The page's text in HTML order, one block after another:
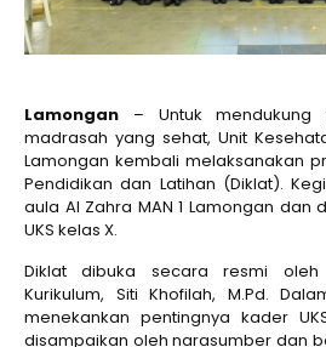
Lamongan – Untuk mendukung
madrasah yang sehat, Unit
Lamongan kembali melaksanakan
Pendidikan dan Latihan (Diklat).
aula Al Zahra MAN 1 Lamongan dan
UKS kelas X.
Diklat dibuka secara resmi oleh
Kurikulum, Siti Khofilah, M.Pd.
menekankan pentingnya kader
disampaikan oleh narasumber dan